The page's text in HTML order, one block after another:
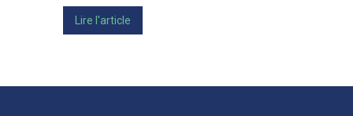
Lire l'article